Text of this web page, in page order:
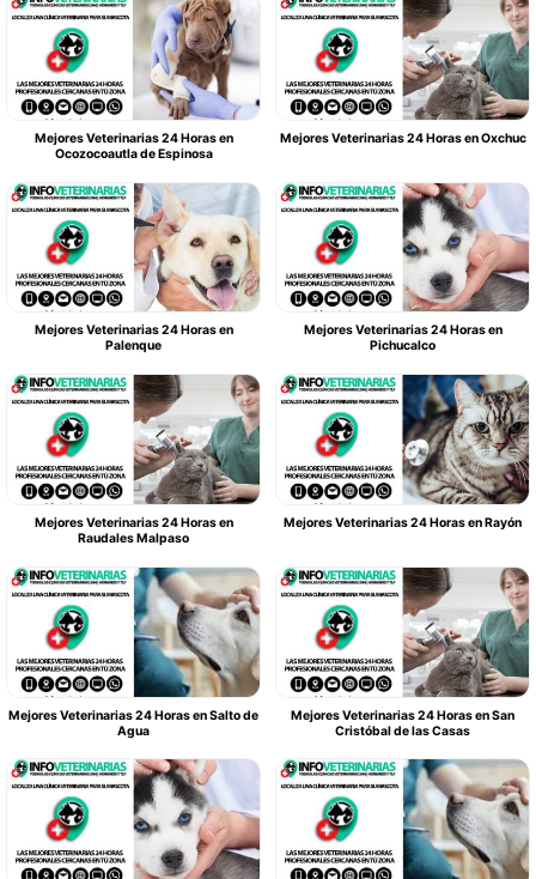
Mejores Veterinarias 24 Horas en
Ocozocoautla de Espinosa
Mejores Veterinarias 24 Horas en Oxchuc
Mejores Veterinarias 24 Horas en
Palenque
Mejores Veterinarias 24 Horas en
Pichucalco
Mejores Veterinarias 24 Horas en
Raudales Malpaso
Mejores Veterinarias 24 Horas en Rayón
Mejores Veterinarias 24 Horas en Salto de
Agua
Mejores Veterinarias 24 Horas en San
Cristóbal de las Casas